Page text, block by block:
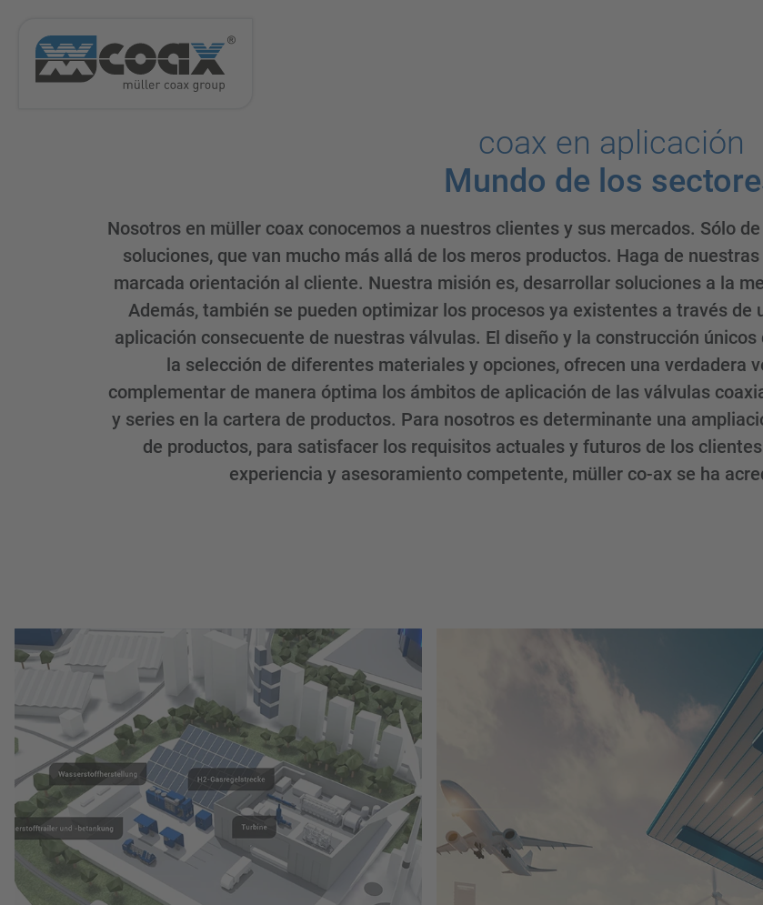
coax en aplicación
Mundo de los
Nosotros en müller coax conocemos a nuestros clientes y sus mercados. Sólo
soluciones, que van mucho más allá de los meros productos. Haga de
marcada orientación al cliente. Nuestra misión es, desarrollar soluciones a la
Además, también se pueden optimizar los procesos ya existentes a través
aplicación consecuente de nuestras válvulas. El diseño y la construcción
la selección de diferentes materiales y opciones, ofrecen una verdadera
complementar de manera óptima los ámbitos de aplicación de las válvulas
y series en la cartera de productos. Para nosotros es determinante una
de productos, para satisfacer los requisitos actuales y futuros de los
experiencia y asesoramiento competente, müller co-ax se ha